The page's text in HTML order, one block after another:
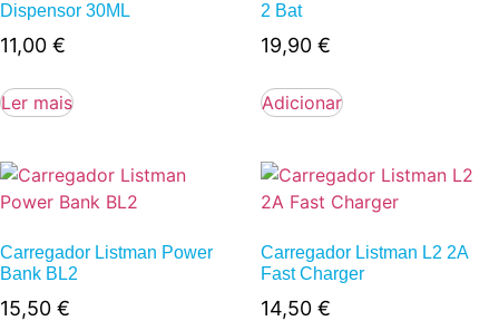
Dispensor 30ML
11,00 €
Ler mais
2 Bat
19,90 €
Adicionar
Carregador Listman Power
Bank BL2
15,50 €
Carregador Listman L2 2A
Fast Charger
14,50 €